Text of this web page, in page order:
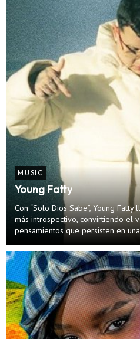
MUSIC
Young Fatty
Con “Solo Dios Sabe”, Young
más introspectivo, convirtiendo el
pensamientos que persisten en
en el qu...